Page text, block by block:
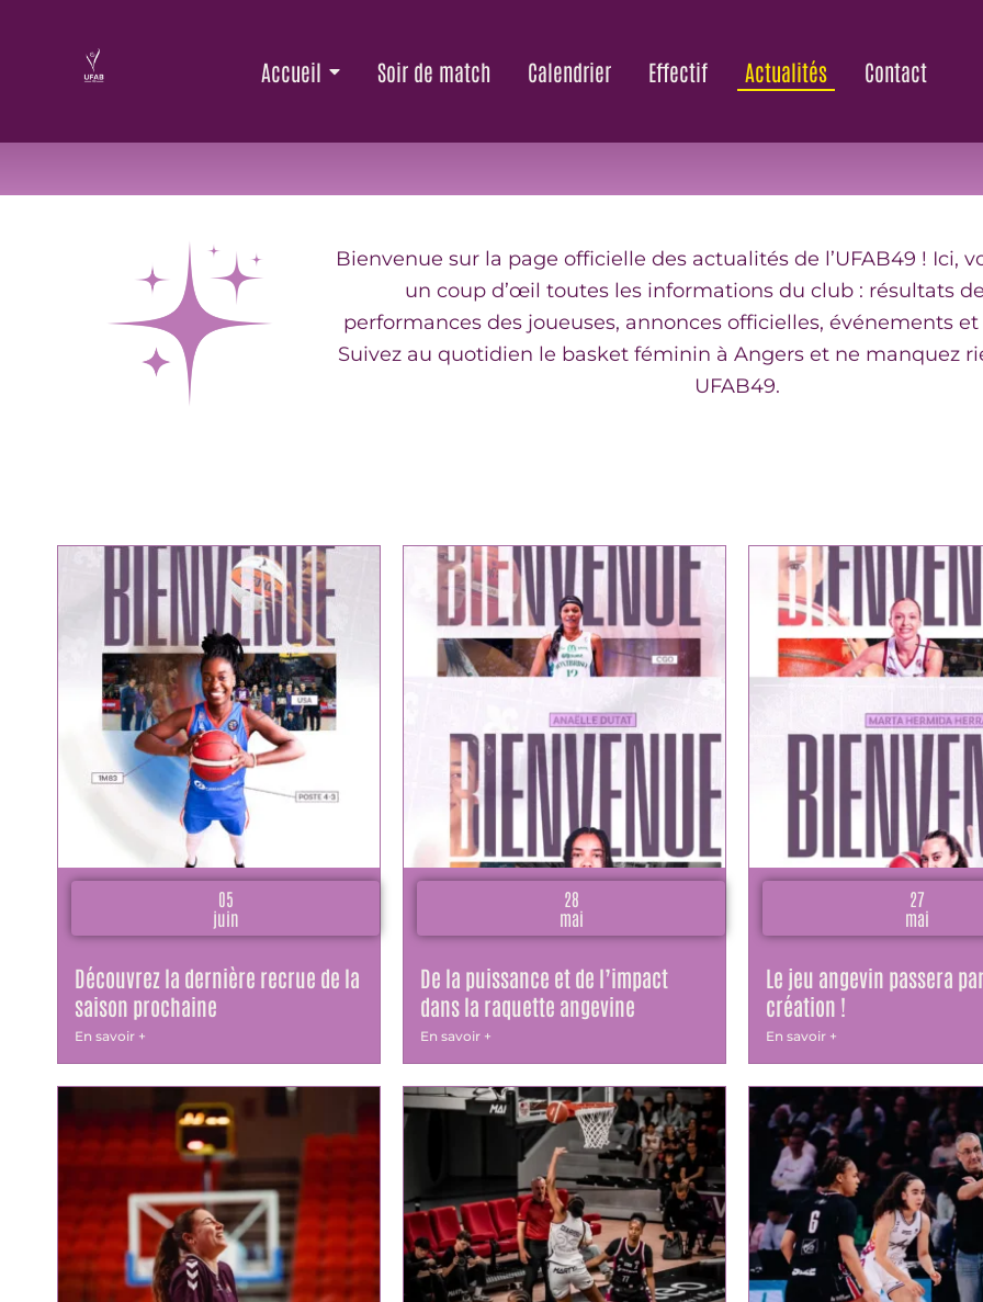
Accueil Soir de match Calendrier Effectif Actualités Contact
LES ACTUALITÉS DE
Bienvenue sur la page officielle des actualités de l’UFAB49 ! Ici,
un coup d’œil toutes les informations du club : résultats
performances des joueuses, annonces officielles, événements et
Suivez au quotidien le basket féminin à Angers et ne manquez
UFAB49.
05
juin
Découvrez la dernière recrue de la
saison prochaine
En savoir +
28
mai
De la puissance et de l’impact
dans la raquette angevine
En savoir +
27
mai
Le jeu angevin passera
création !
En savoir +